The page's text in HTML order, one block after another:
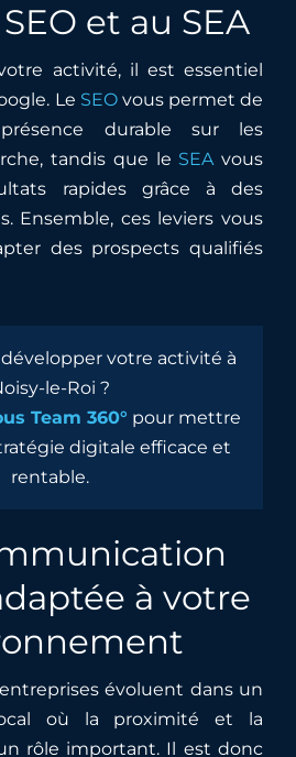
et au SEA
activité, il est essentiel
Le SEOvous permet de
durable sur les
tandis que le SEAvous
rapides grâce à des
Ensemble, ces leviers vous
des prospects qualifiés
votre activité à
le-Roi ?
Team 360° pour mettre
digitale efficace et
rentable.
à votre
évoluent dans un
où la proximité et la
rôle important. Il est donc